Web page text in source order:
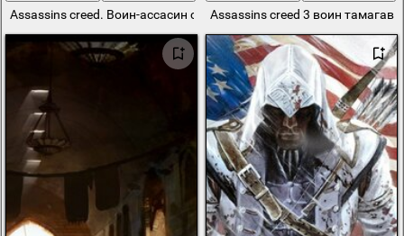
Assassins creed. Воин-ассасин с птицей на руке
Assassins creed 3 воин